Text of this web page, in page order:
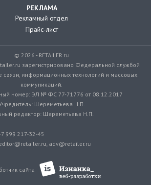
РЕКЛАМА
Рекламный отдел
Прайс-лист
© 2026 - RETAILER.ru
зарегистрировано Федеральной службой
связи, информационных технологий и массовых
коммуникаций.
номер: ЭЛ № ФС 77-71776 от 08.12.2017
Шереметьева Н.П.
редактор: Шереметьева Н.П.
999 217-32-45
adv@retailer.ru
сайта